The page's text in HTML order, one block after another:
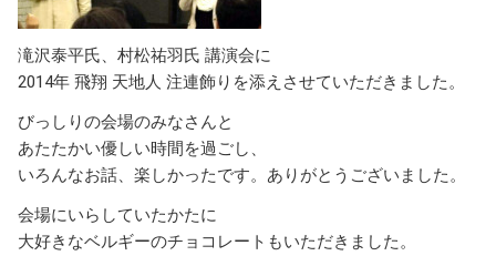
滝沢泰平氏、村松祐羽氏 講演会に
2014年 飛翔 天地人 注連飾りを添えさせていただきました。
びっしりの会場のみなさんと
あたたかい優しい時間を過ごし、
いろんなお話、楽しかったです。ありがとうございました。
会場にいらしていたかたに
大好きなベルギーのチョコレートもいただきました。